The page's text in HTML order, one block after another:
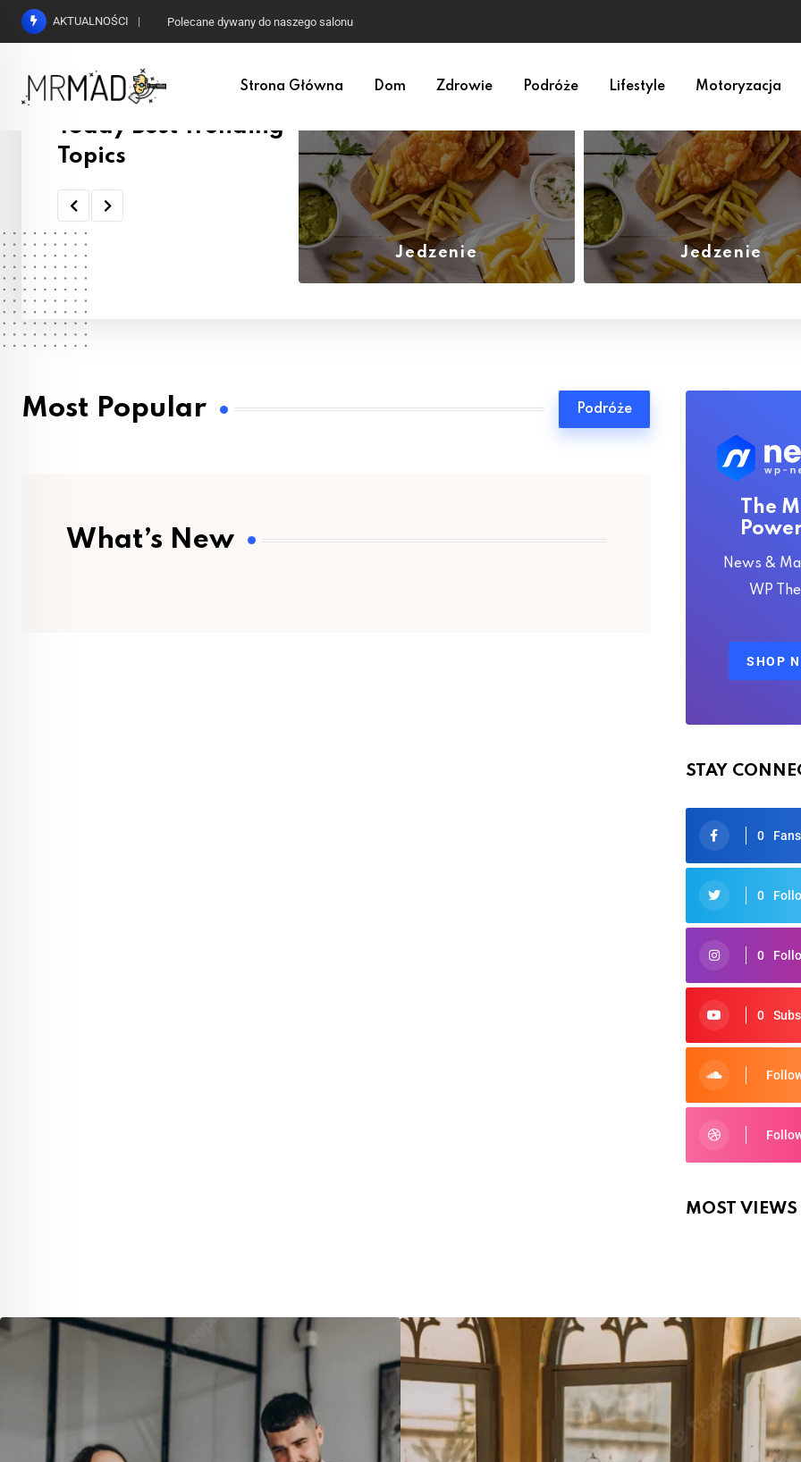
AKTUALNOŚCI Co to jest detoks i jak przeprowadzić go bezpiecznie?
Strona Główna Dom Zdrowie Podróże Lifestyle Motoryzacja
Today Best Trending
Topics
Jedzenie Jedzenie
Most Popular Podróże
What’s New
The
News &
WP
SHOP
STAY
0 Fans
0
0
0
MOST VIEWS